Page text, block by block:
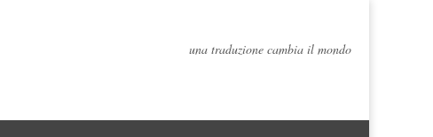
una traduzione cambia il mondo